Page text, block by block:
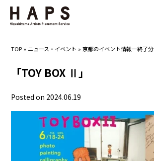
TOP » ニュース・イベント »京都のイベント情報ー終了分
「TOY BOX Ⅱ」
Posted on 2024.06.19